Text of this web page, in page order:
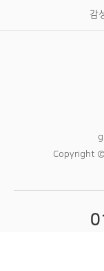
감
Copyright ©